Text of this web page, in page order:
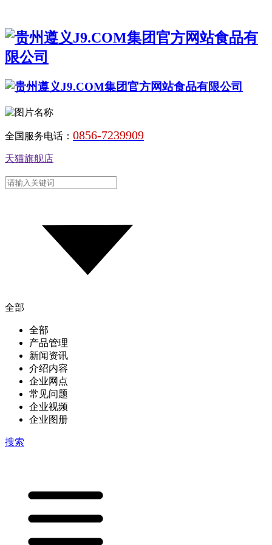
全国服务电话： 0856-7239909
天猫旗舰店
全部
全部
产品管理
新闻资讯
介绍内容
企业网点
常见问题
企业视频
企业图册
搜索